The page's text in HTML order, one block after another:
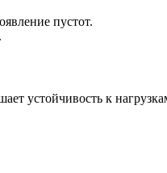
пустот.
устойчивость к